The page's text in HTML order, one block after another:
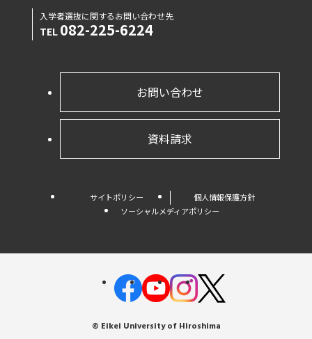
入学者選抜に関するお問い合わせ先
TEL 082-225-6224
お問い合わせ
資料請求
サイトポリシー
個人情報保護方針
ソーシャルメディアポリシー
© Eikei University of Hiroshima